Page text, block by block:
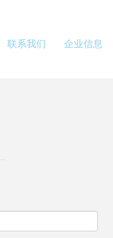
联系我们 企业信息